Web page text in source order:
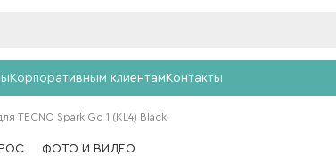
Корпоративным клиентамКонтакты
TECNO Spark Go 1 (KL4) Black
ФОТО И ВИДЕО